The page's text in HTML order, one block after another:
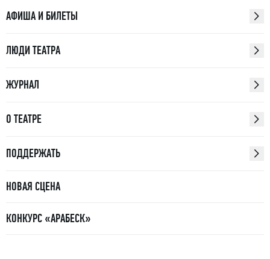
АФИША И БИЛЕТЫ
ЛЮДИ ТЕАТРА
ЖУРНАЛ
О ТЕАТРЕ
ПОДДЕРЖАТЬ
НОВАЯ СЦЕНА
КОНКУРС «АРАБЕСК»